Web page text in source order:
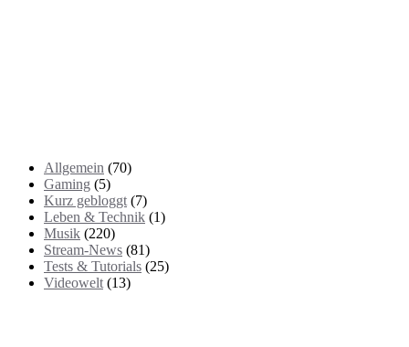
Allgemein (70)
Gaming (5)
Kurz gebloggt (7)
Leben & Technik (1)
Musik (220)
Stream-News (81)
Tests & Tutorials (25)
Videowelt (13)